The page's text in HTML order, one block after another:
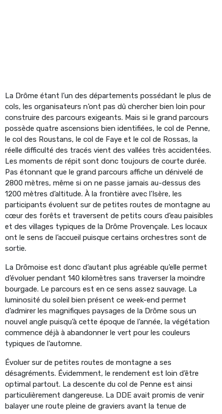
La Drôme étant l’un des départements possédant le plus de
cols, les organisateurs n’ont pas dû chercher bien loin pour
construire des parcours exigeants. Mais si le grand parcours
possède quatre ascensions bien identifiées, le col de Penne,
le col des Roustans, le col de Faye et le col de Rossas, la
réelle difficulté des tracés vient des vallées très accidentées.
Les moments de répit sont donc toujours de courte durée.
Pas étonnant que le grand parcours affiche un dénivelé de
2800 mètres, même si on ne passe jamais au-dessus des
1200 mètres d’altitude. À la frontière avec l’Isère, les
participants évoluent sur de petites routes de montagne au
cœur des forêts et traversent de petits cours d’eau paisibles
et des villages typiques de la Drôme Provençale. Les locaux
ont le sens de l’accueil puisque certains orchestres sont de
sortie.
La Drômoise est donc d’autant plus agréable qu’elle permet
d’évoluer pendant 140 kilomètres sans traverser la moindre
bourgade. Le parcours est en ce sens assez sauvage. La
luminosité du soleil bien présent ce week-end permet
d’admirer les magnifiques paysages de la Drôme sous un
nouvel angle puisqu’à cette époque de l’année, la végétation
commence déjà à abandonner le vert pour les couleurs
typiques de l’automne.
Évoluer sur de petites routes de montagne a ses
désagréments. Évidemment, le rendement est loin d’être
optimal partout. La descente du col de Penne est ainsi
particulièrement dangereuse. La DDE avait promis de venir
balayer une route pleine de graviers avant la tenue de